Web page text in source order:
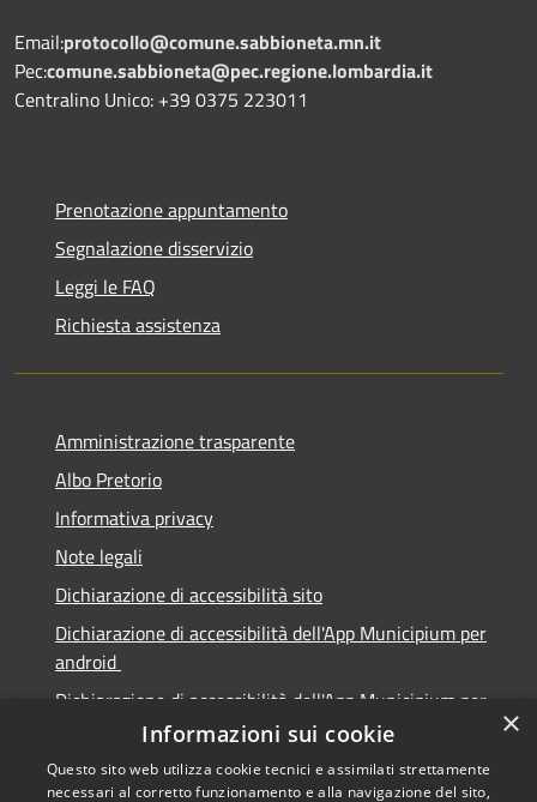
Email:protocollo@comune.sabbioneta.mn.it
Pec:comune.sabbioneta@pec.regione.lombardia.it
Centralino Unico: +39 0375 223011
Prenotazione appuntamento
Segnalazione disservizio
Leggi le FAQ
Richiesta assistenza
Amministrazione trasparente
Albo Pretorio
Informativa privacy
Note legali
Dichiarazione di accessibilità sito
Dichiarazione di accessibilità dell'App Municipium per
android
Dichiarazione di accessibilità dell'App Municipium per
×
Informazioni sui cookie
Questo sito web utilizza cookie tecnici e assimilati strettamente
necessari al corretto funzionamento e alla navigazione del sito,